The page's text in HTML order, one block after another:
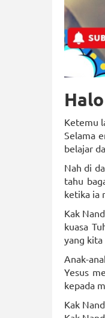
Ketemu
Selama
belajar
Nah di
tahu
ketika ia
Kak
kuasa
yang
Anak-
Yesus
kepada
Kak